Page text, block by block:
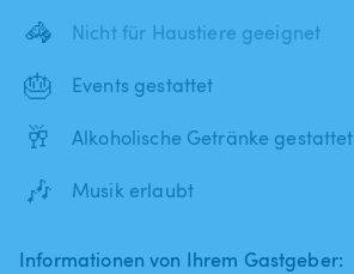
🦓 Nicht für Haustiere geeignet
🎂 Events gestattet
🥂 Alkoholische Getränke gestattet
🎶 Musik erlaubt
Informationen von Ihrem Gastgeber: